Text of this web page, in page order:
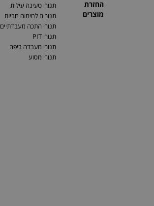
החזרת
מוצרים
תנורי טעינה עילית
תנורים לחימום חביות
תנורי התכה מעבדתיים
תנורי PIT
תנורי מעבדה ביפה
תנורי מסוע